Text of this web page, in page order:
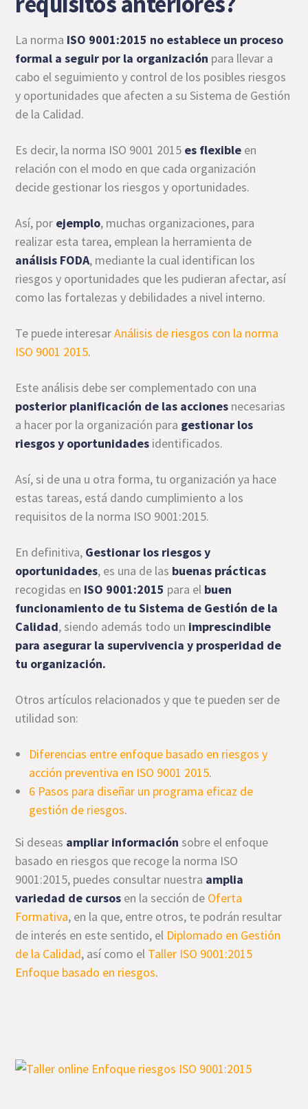
La norma ISO 9001:2015 no establece un proceso
formal a seguir por la organización para llevar a
cabo el seguimiento y control de los posibles riesgos
y oportunidades que afecten a su Sistema de Gestión
de la Calidad.
Es decir, la norma ISO 9001 2015 es flexible en
relación con el modo en que cada organización
decide gestionar los riesgos y oportunidades.
Así, por ejemplo, muchas organizaciones, para
realizar esta tarea, emplean la herramienta de
análisis FODA, mediante la cual identifican los
riesgos y oportunidades que les pudieran afectar, así
como las fortalezas y debilidades a nivel interno.
Te puede interesarAnálisis de riesgos con la norma
ISO 9001 2015.
Este análisis debe ser complementado con una
posterior planificación de las acciones necesarias
a hacer por la organización para gestionar los
riesgos y oportunidades identificados.
Así, si de una u otra forma, tu organización ya hace
estas tareas, está dando cumplimiento a los
requisitos de la norma ISO 9001:2015.
En definitiva, Gestionar los riesgos y
oportunidades, es una de las buenas prácticas
recogidas en ISO 9001:2015 para el buen
funcionamiento de tu Sistema de Gestión de la
Calidad, siendo además todo un imprescindible
para asegurar la supervivencia y prosperidad de
tu organización.
Otros artículos relacionados y que te pueden ser de
utilidad son:
Diferencias entre enfoque basado en riesgos y
acción preventiva en ISO 9001 2015.
6 Pasos para diseñar un programa eficaz de
gestión de riesgos.
Si deseas ampliar información sobre el enfoque
basado en riesgos que recoge la norma ISO
9001:2015, puedes consultar nuestra amplia
variedad de cursos en la sección de Oferta
Formativa, en la que, entre otros, te podrán resultar
de interés en este sentido, el Diplomado en Gestión
de la Calidad, así como el Taller ISO 9001:2015
Enfoque basado en riesgos.